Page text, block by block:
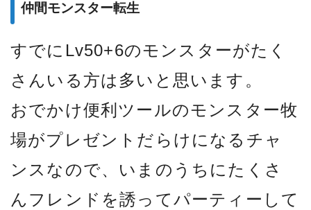
仲間モンスター転生
すでにLv50+6のモンスターがたく
さんいる方は多いと思います。
おでかけ便利ツールのモンスター牧
場がプレゼントだらけになるチャ
ンスなので、いまのうちにたくさ
んフレンドを誘ってパーティーして